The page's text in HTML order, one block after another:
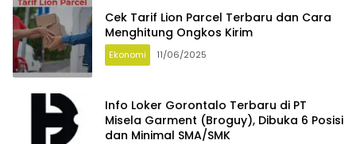
Cek Tarif Lion Parcel Terbaru dan Cara
Menghitung Ongkos Kirim
Ekonomi 11/06/2025
Info Loker Gorontalo Terbaru di PT
Misela Garment (Broguy), Dibuka 6 Posisi
dan Minimal SMA/SMK